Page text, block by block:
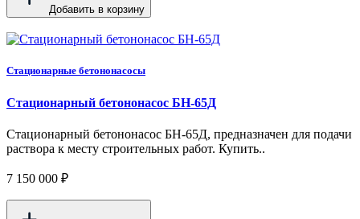
Добавить в корзину
Стационарные бетононасосы
Стационарный бетононасос БН-65Д
Стационарный бетононасос БН-65Д, предназначен для подачи
раствора к месту строительных работ. Купить..
7 150 000 ₽